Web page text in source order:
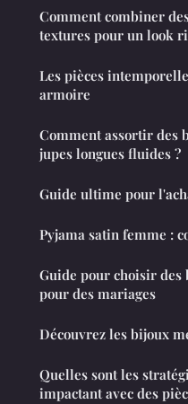
Comment combiner
textures pour un look
Les pièces
armoire
Comment assortir des
jupes longues fluides ?
Guide ultime pour
Pyjama satin femme :
Guide pour choisir des
pour des mariages
Découvrez les bijoux
Quelles sont les
impactant avec des